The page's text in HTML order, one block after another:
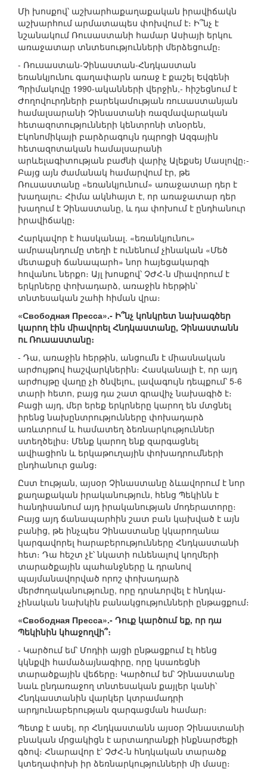
Մի խոսքով՝ աշխարհաքաղաքական իրավիճակն
աշխարհում արմատապես փոխվում է։ Ի՞նչ է
նշանակում Ռուսաստանի համար Ասիայի երկու
առաջատար տնտեսությունների մերձեցումը։
- Ռուսաստան-Չինաստան-Հնդկաստան
եռանկյունու գաղափարն առաջ է քաշել Եվգենի
Պրիմակովը 1990-ականների վերջին,- հիշեցնում է
Ժողովուրդների բարեկամության ռուսաստանյան
համալսարանի Չինաստանի ռազմավարական
հետազոտությունների կենտրոնի տնօրեն,
Էկոնոմիկայի բարձրագույն դպրոցի Ազգային
հետազոտական համալսարանի
արևելագիտության բաժնի վարիչ Ալեքսեյ Մասլովը։-
Բայց այն ժամանակ համարվում էր, թե
Ռուսաստանը «եռանկյունում» առաջատար դեր է
խաղալու։ Հիմա ակնհայտ է, որ առաջատար դեր
խաղում է Չինաստանը, և դա փոխում է ընդհանուր
իրավիճակը։
Հարկավոր է հասկանալ. «եռանկյունու»
ամրապնդումը տեղի է ունենում չինական «Մեծ
մետաքսի ճանապարհ» նոր հայեցակարգի
հովանու ներքո։ Այլ խոսքով՝ ՉԺՀ-ն միավորում է
երկրները փոխադարձ, առաջին հերթին՝
տնտեսական շահի հիման վրա։
«Свободная Пресса».- Ի՞նչ կոնկրետ նախագծեր
կարող էին միավորել Հնդկաստանը, Չինաստանն
ու Ռուսաստանը։
- Դա, առաջին հերթին, անցումն է միասնական
արժույթով հաշվարկներին։ Հասկանալի է, որ այդ
արժույթը վաղը չի ծնվելու, լավագույն դեպքում՝ 5-6
տարի հետո, բայց դա շատ գրավիչ նախագիծ է։
Բացի այդ, մեր երեք երկրները կարող են մտցնել
իրենց նախընտրությունները փոխադարձ
առևտրում և համատեղ ձեռնարկություններ
ստեղծելիս։ Մենք կարող ենք զարգացնել
ավիացիոն և երկաթուղային փոխադրումների
ընդհանուր ցանց։
Ըստ էության, այսօր Չինաստանը ձևավորում է նոր
քաղաքական իրականություն, հենց Պեկինն է
հանդիսանում այդ իրականության մոդերատորը։
Բայց այդ ճանապարհին շատ բան կախված է այն
բանից, թե ինչպես Չինաստանը կկարողանա
կարգավորել հարաբերությունները Հնդկաստանի
հետ։ Դա հեշտ չէ՝ նկատի ունենալով կողմերի
տարածքային պահանջները և դրանով
պայմանավորված որոշ փոխադարձ
մերժողականությունը, որը դրսևորվել է հնդկա-
չինական նախկին բանակցությունների ընթացքում։
«Свободная Пресса».- Դուք կարծում եք, որ դա
Պեկինին կհաջողվի՞։
- Կարծում եմ՝ Մոդիի այցի ընթացքում էլ հենց
կկնքվի համաձայնագիրը, որը կսառեցնի
տարածքային վեճերը։ Կարծում եմ՝ Չինաստանը
նաև ընդառաջող տնտեսական քայլեր կանի՝
Հնդկաստանին վարկեր կտրամադրի
արդյունաբերության զարգացման համար։
Պետք է ասել, որ Հնդկաստանն այսօր Չինաստանի
բնական մրցակիցն է արտադրանքի ինքնարժեքի
գծով։ Հնարավոր է՝ ՉԺՀ-ն հնդկական տարածք
կտեղափոխի իր ձեռնարկությունների մի մասը։